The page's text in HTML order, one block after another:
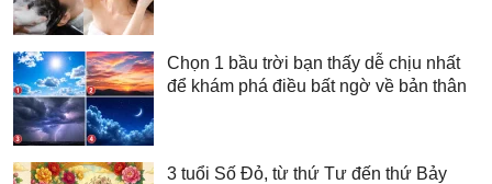
Chọn 1 bầu trời bạn thấy dễ chịu nhất
để khám phá điều bất ngờ về bản thân
3 tuổi Số Đỏ, từ thứ Tư đến thứ Bảy